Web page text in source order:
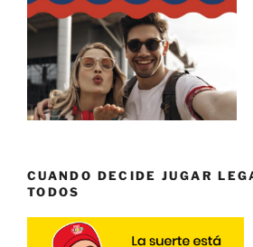
CUANDO DECIDE JUGAR
TODOS